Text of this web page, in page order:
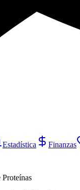
Estadística Finanzas